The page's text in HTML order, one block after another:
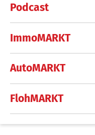
Podcast
ImmoMARKT
AutoMARKT
FlohMARKT